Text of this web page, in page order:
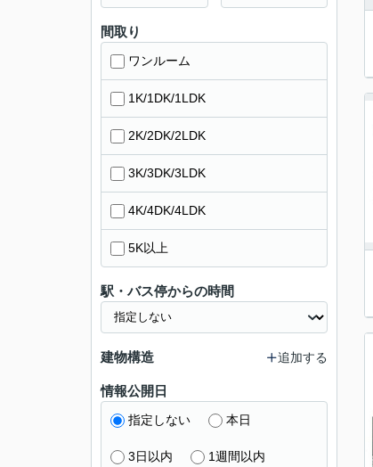
間取り
ワンルーム
1K/1DK/1LDK
2K/2DK/2LDK
3K/3DK/3LDK
4K/4DK/4LDK
5K以上
駅・バス停からの時間
建物構造 追加する
情報公開日
指定しない 本日
3日以内 1週間以内